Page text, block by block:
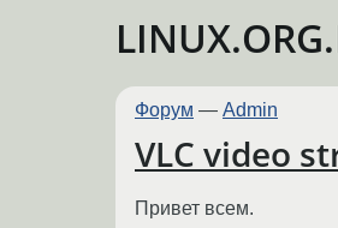
Форум — Admin
VLC video
Привет всем.